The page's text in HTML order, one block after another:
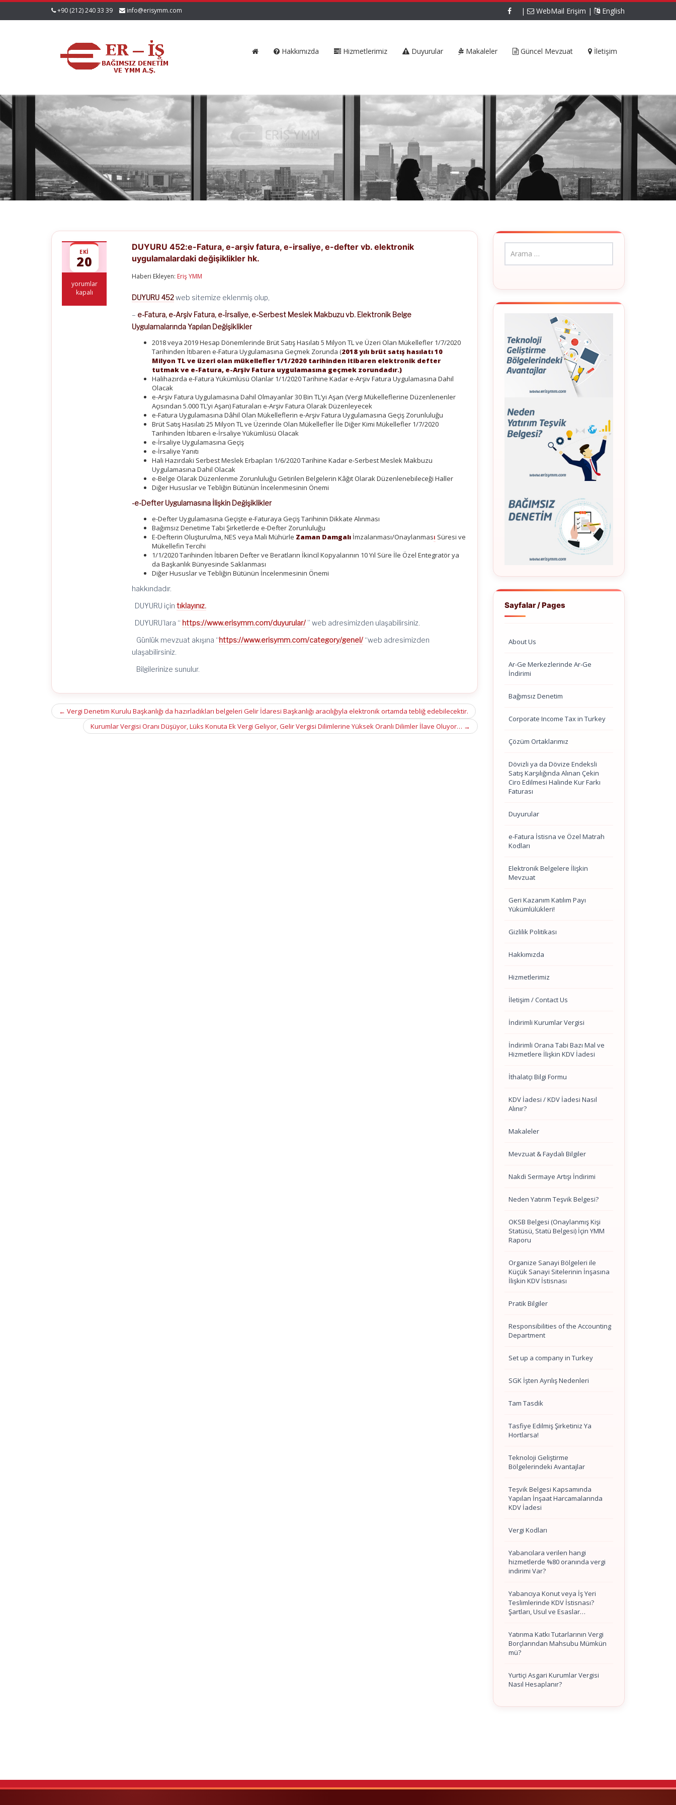
+90 (212) 240 33 39 info@erisymm.com | WebMail Erişim | English
Hakkımızda Hizmetlerimiz Duyurular Makaleler Güncel Mevzuat İletişim
EKI
20
DUYURU
452:e-
yorumlar
kapalı
DUYURU 452:e-Fatura, e-arşiv fatura, e-irsaliye, e-defter vb. elektronik
uygulamalardaki değişiklikler hk.
Haberi Ekleyen: Eriş YMM
DUYURU 452web sitemize eklenmiş olup,
– e-Fatura, e-Arşiv Fatura, e-İrsaliye, e-Serbest Meslek Makbuzu vb. Elektronik Belge
Uygulamalarında Yapılan Değişiklikler
2018 veya 2019 Hesap Dönemlerinde Brüt Satış Hasılatı 5 Milyon TL ve Üzeri Olan Mükellefler 1/7/2020
Tarihinden İtibaren e-Fatura Uygulamasına Geçmek Zorunda (2018 yılı brüt satış hasılatı 10
Milyon TL ve üzeri olan mükellefler 1/1/2020 tarihinden itibaren elektronik defter
tutmak ve e-Fatura, e-Arşiv Fatura uygulamasına geçmek zorundadır.)
Halihazırda e-Fatura Yükümlüsü Olanlar 1/1/2020 Tarihine Kadar e-Arşiv Fatura Uygulamasına Dahil
Olacak
e-Arşiv Fatura Uygulamasına Dahil Olmayanlar 30 Bin TL’yi Aşan (Vergi Mükelleflerine Düzenlenenler
Açısından 5.000 TL’yi Aşan) Faturaları e-Arşiv Fatura Olarak Düzenleyecek
e-Fatura Uygulamasına Dâhil Olan Mükelleflerin e-Arşiv Fatura Uygulamasına Geçiş Zorunluluğu
Brüt Satış Hasılatı 25 Milyon TL ve Üzerinde Olan Mükellefler İle Diğer Kimi Mükellefler 1/7/2020
Tarihinden İtibaren e-İrsaliye Yükümlüsü Olacak
e-İrsaliye Uygulamasına Geçiş
e-İrsaliye Yanıtı
Hali Hazırdaki Serbest Meslek Erbapları 1/6/2020 Tarihine Kadar e-Serbest Meslek Makbuzu
Uygulamasına Dahil Olacak
e-Belge Olarak Düzenlenme Zorunluluğu Getirilen Belgelerin Kâğıt Olarak Düzenlenebileceği Haller
Diğer Hususlar ve Tebliğin Bütünün İncelenmesinin Önemi
-e-Defter Uygulamasına İlişkin Değişiklikler
e-Defter Uygulamasına Geçişte e-Faturaya Geçiş Tarihinin Dikkate Alınması
Bağımsız Denetime Tabi Şirketlerde e-Defter Zorunluluğu
E-Defterin Oluşturulma, NES veya Mali Mühürle Zaman Damgalı İmzalanması/Onaylanması Süresi ve
Mükellefin Tercihi
1/1/2020 Tarihinden İtibaren Defter ve Beratların İkincil Kopyalarının 10 Yıl Süre İle Özel Entegratör ya
da Başkanlık Bünyesinde Saklanması
Diğer Hususlar ve Tebliğin Bütünün İncelenmesinin Önemi
hakkındadır.
DUYURU içintıklayınız.
DUYURU’lara “ https://www.erisymm.com/duyurular/ ” web adresimizden ulaşabilirsiniz.
Günlük mevzuat akışına “https://www.erisymm.com/category/genel/ “web adresimizden
ulaşabilirsiniz.
Bilgilerinize sunulur.
Post
navigation
← Vergi Denetim Kurulu Başkanlığı da hazırladıkları belgeleri Gelir İdaresi Başkanlığı aracılığıyla elektronik ortamda tebliğ edebilecektir.
Kurumlar Vergisi Oranı Düşüyor, Lüks Konuta Ek Vergi Geliyor, Gelir Vergisi Dilimlerine Yüksek Oranlı Dilimler İlave Oluyor… →
Sayfalar / Pages
About Us
Ar-Ge Merkezlerinde Ar-Ge
İndirimi
Bağımsız Denetim
Corporate Income Tax in Turkey
Çözüm Ortaklarımız
Dövizli ya da Dövize Endeksli
Satış Karşılığında Alınan Çekin
Ciro Edilmesi Halinde Kur Farkı
Faturası
Duyurular
e-Fatura İstisna ve Özel Matrah
Kodları
Elektronik Belgelere İlişkin
Mevzuat
Geri Kazanım Katılım Payı
Yükümlülükleri!
Gizlilik Politikası
Hakkımızda
Hizmetlerimiz
İletişim / Contact Us
İndirimli Kurumlar Vergisi
İndirimli Orana Tabi Bazı Mal ve
Hizmetlere İlişkin KDV İadesi
İthalatçı Bilgi Formu
KDV İadesi / KDV İadesi Nasıl
Alınır?
Makaleler
Mevzuat & Faydalı Bilgiler
Nakdi Sermaye Artışı İndirimi
Neden Yatırım Teşvik Belgesi?
OKSB Belgesi (Onaylanmış Kişi
Statüsü, Statü Belgesi) İçin YMM
Raporu
Organize Sanayi Bölgeleri ile
Küçük Sanayi Sitelerinin İnşasına
İlişkin KDV İstisnası
Pratik Bilgiler
Responsibilities of the Accounting
Department
Set up a company in Turkey
SGK İşten Ayrılış Nedenleri
Tam Tasdik
Tasfiye Edilmiş Şirketiniz Ya
Hortlarsa!
Teknoloji Geliştirme
Bölgelerindeki Avantajlar
Teşvik Belgesi Kapsamında
Yapılan İnşaat Harcamalarında
KDV İadesi
Vergi Kodları
Yabancılara verilen hangi
hizmetlerde %80 oranında vergi
indirimi Var?
Yabancıya Konut veya İş Yeri
Teslimlerinde KDV İstisnası?
Şartları, Usul ve Esaslar…
Yatırıma Katkı Tutarlarının Vergi
Borçlarından Mahsubu Mümkün
mü?
Yurtiçi Asgari Kurumlar Vergisi
Nasıl Hesaplanır?